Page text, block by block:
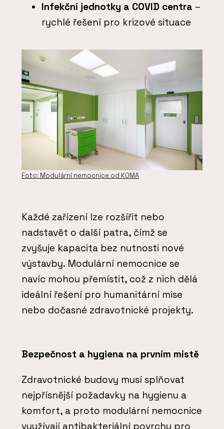
Infekční jednotky a COVID centra –
rychlé řešení pro krizové situace
Foto: Modulární nemocnice od KOMA
Každé zařízení lze rozšířit nebo
nadstavět o další patra, čímž se
zvyšuje kapacita bez nutnosti nové
výstavby. Modulární nemocnice se
navíc mohou přemístit, což z nich dělá
ideální řešení pro humanitární mise
nebo dočasné zdravotnické projekty.
Bezpečnost a hygiena na prvním místě
Zdravotnické budovy musí splňovat
nejpřísnější požadavky na hygienu a
komfort, a proto modulární nemocnice
využívají antibakteriální povrchy pro